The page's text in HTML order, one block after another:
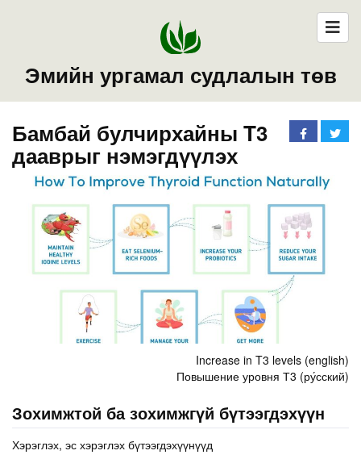
Эмийн ургамал судлалын төв
Бамбай булчирхайны T3
дааврыг нэмэгдүүлэх
Increase in T3 levels (english)
Повышение уровня Т3 (ру́сский)
Зохимжтой ба зохимжгүй бүтээгдэхүүн
Хэрэглэх, эс хэрэглэх бүтээгдэхүүнүүд